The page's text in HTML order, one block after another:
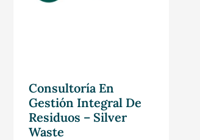
Consultoría En
Gestión Integral De
Residuos – Silver
Waste